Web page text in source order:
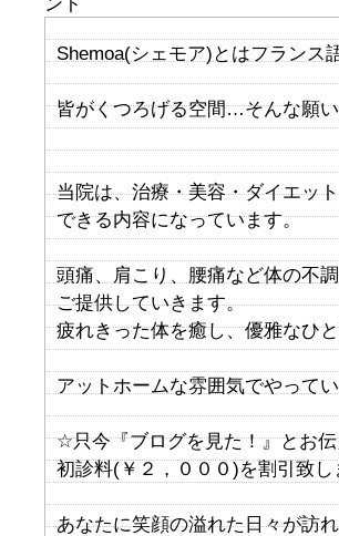
Shemoa(シェモア)とはフランス
皆がくつろげる空間…そんな願
当院は、治療・美容・ダイエッ
できる内容になっています。
頭痛、肩こり、腰痛など体の不
ご提供していきます。
疲れきった体を癒し、優雅なひ
アットホームな雰囲気でやって
☆只今『ブログを見た！』とお
初診料(￥２，０００)を割引致し
あなたに笑顔の溢れた日々が訪